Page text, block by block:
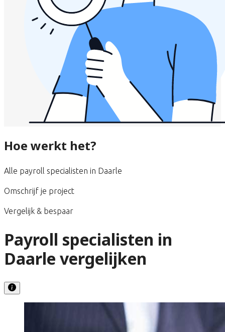
Hoe werkt het?
Alle payroll specialisten in Daarle
Omschrijf je project
Vergelijk & bespaar
Payroll specialisten in
Daarle vergelijken